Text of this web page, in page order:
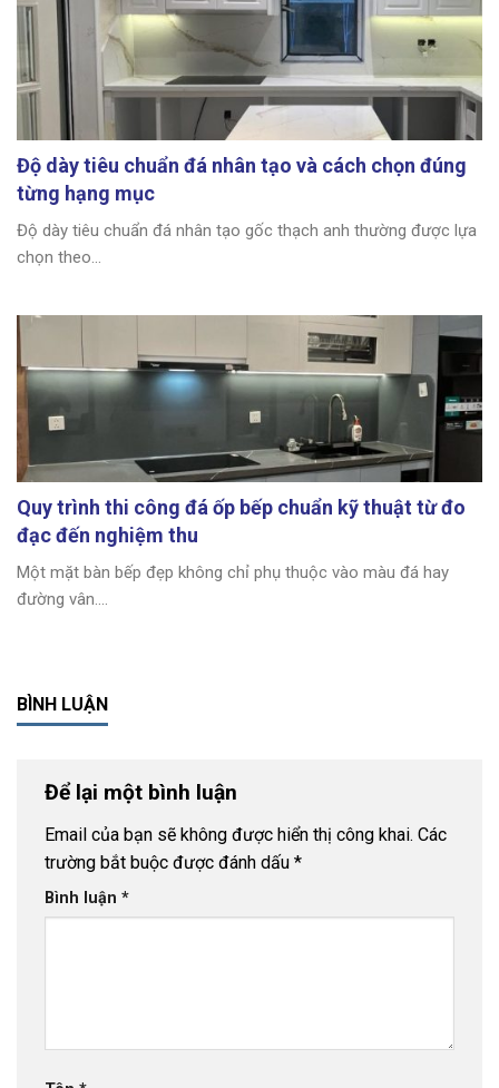
Độ dày tiêu chuẩn đá nhân tạo và cách chọn đúng
từng hạng mục
Độ dày tiêu chuẩn đá nhân tạo gốc thạch anh thường được lựa
chọn theo...
Quy trình thi công đá ốp bếp chuẩn kỹ thuật từ đo
đạc đến nghiệm thu
Một mặt bàn bếp đẹp không chỉ phụ thuộc vào màu đá hay
đường vân....
BÌNH LUẬN
Để lại một bình luận
Email của bạn sẽ không được hiển thị công khai. Các
trường bắt buộc được đánh dấu *
Bình luận *